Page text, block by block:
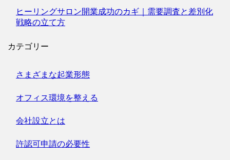
ヒーリングサロン開業成功のカギ｜需要調査と差別化
戦略の立て方
カテゴリー
さまざまな起業形態
オフィス環境を整える
会社設立とは
許認可申請の必要性